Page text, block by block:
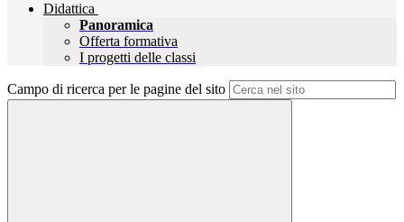
Didattica
Panoramica
Offerta formativa
I progetti delle classi
Campo di ricerca per le pagine del sito